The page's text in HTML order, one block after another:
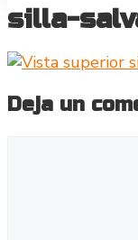
silla-
Deja un